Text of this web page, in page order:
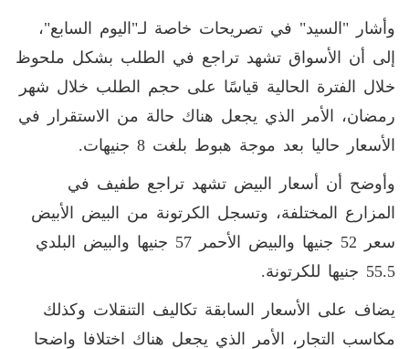
وأشار "السيد" في تصريحات خاصة لـ"اليوم السابع"،
إلى أن الأسواق تشهد تراجع في الطلب بشكل ملحوظ
خلال الفترة الحالية قياسًا على حجم الطلب خلال شهر
رمضان، الأمر الذي يجعل هناك حالة من الاستقرار في
الأسعار حاليا بعد موجة هبوط بلغت 8 جنيهات.
وأوضح أن أسعار البيض تشهد تراجع طفيف في
المزارع المختلفة، وتسجل الكرتونة من البيض الأبيض
سعر 52 جنيها والبيض الأحمر 57 جنيها والبيض البلدي
55.5 جنيها للكرتونة.
يضاف على الأسعار السابقة تكاليف التنقلات وكذلك
مكاسب التجار، الأمر الذي يجعل هناك اختلافا واضحا